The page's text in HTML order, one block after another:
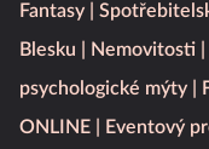
Fantasy
Blesku
Nemovitosti
psychologické mýty
ONLINE
Eventový